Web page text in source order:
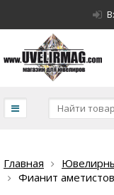
Главная
Фианит